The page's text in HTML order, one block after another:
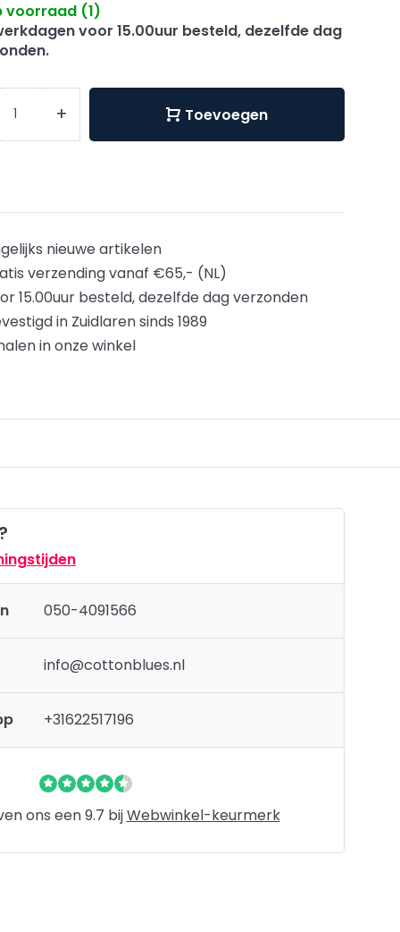
voorraad (1)
voor 15.00uur besteld, dezelfde dag
+ Toevoegen
nieuwe artikelen
verzending vanaf €65,- (NL)
15.00uur besteld, dezelfde dag verzonden
in Zuidlaren sinds 1989
in onze winkel
050-4091566
info@cottonblues.nl
+31622517196
ons een 9.7 bijWebwinkel-keurmerk